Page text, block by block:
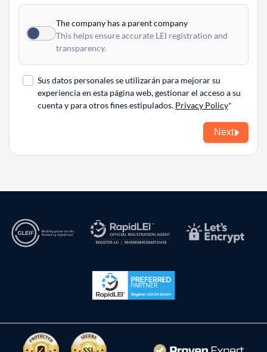
The company has a parent company
This helps ensure accurate LEI registration and
transparency.
Sus datos personales se utilizarán para mejorar su
experiencia en esta página web, gestionar el acceso a su
cuenta y para otros fines estipulados. Privacy Policy
Next